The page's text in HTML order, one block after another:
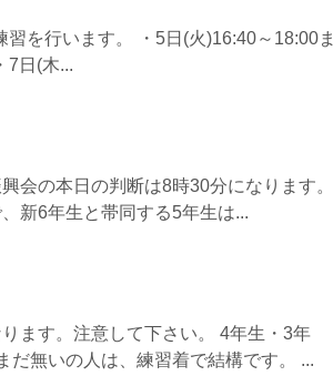
を行います。 ・5日(火)16:40～18:00ま
7日(木...
会の本日の判断は8時30分になります。
新6年生と帯同する5年生は...
ます。注意して下さい。 4年生・3年
だ無いの人は、練習着で結構です。 ...